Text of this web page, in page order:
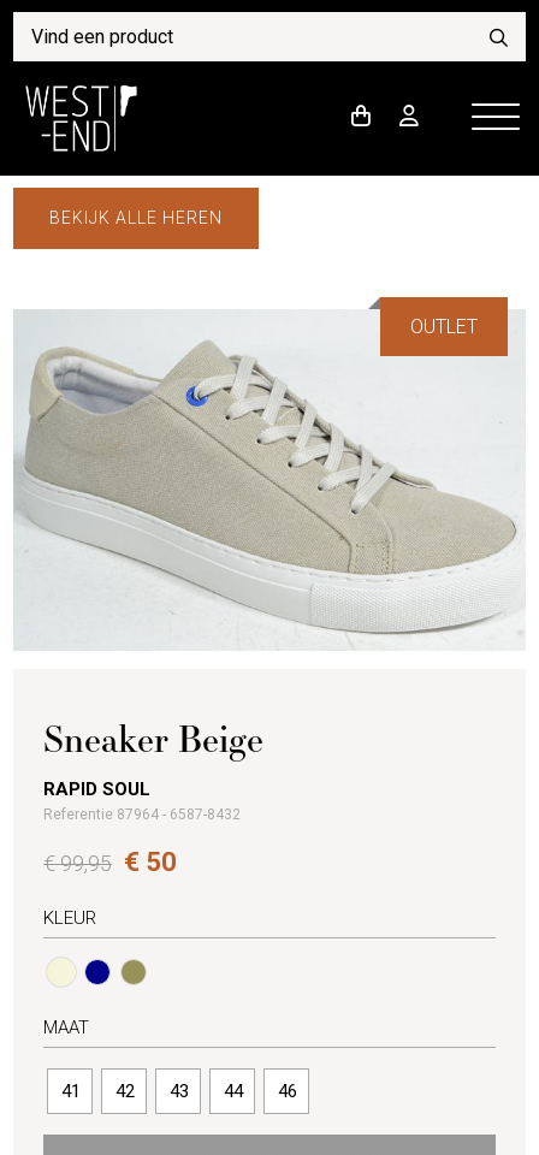
BEKIJK ALLE HEREN
OUTLET
Sneaker Beige
RAPID SOUL
Referentie 87964 - 6587-8432
€ 99,95 € 50
KLEUR
MAAT
41 42 43 44 46